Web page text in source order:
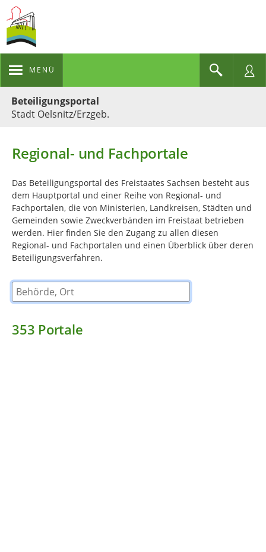
MENÜ
Beteiligungsportal
Stadt Oelsnitz/Erzgeb.
Regional- und Fachportale
Das Beteiligungsportal des Freistaates Sachsen besteht aus
dem Hauptportal und einer Reihe von Regional- und
Fachportalen, die von Ministerien, Landkreisen, Städten und
Gemeinden sowie Zweckverbänden im Freistaat betrieben
werden. Hier finden Sie den Zugang zu allen diesen
Regional- und Fachportalen und einen Überblick über deren
Beteiligungsverfahren.
Behörde, Ort
353 Portale